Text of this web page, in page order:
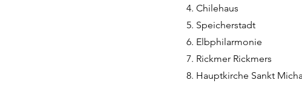
4. Chilehaus
5. Speicherstadt
6. Elbphilarmonie
7. Rickmer Rickmers
8. Hauptkirche Sankt